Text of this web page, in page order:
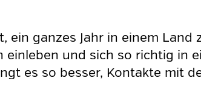
ein ganzes Jahr in einem Land
und sich so richtig in
es so besser, Kontakte mit